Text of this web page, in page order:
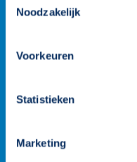
Noodzakelijk
Voorkeuren
Statistieken
Marketing
Onze klantenteams zijn
ondersteund door de
op.